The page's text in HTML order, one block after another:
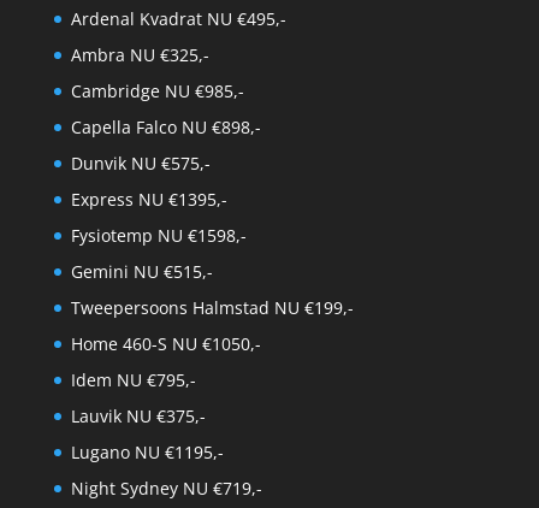
Ardenal Kvadrat NU €495,-
Ambra NU €325,-
Cambridge NU €985,-
Capella Falco NU €898,-
Dunvik NU €575,-
Express NU €1395,-
Fysiotemp NU €1598,-
Gemini NU €515,-
Tweepersoons Halmstad NU €199,-
Home 460-S NU €1050,-
Idem NU €795,-
Lauvik NU €375,-
Lugano NU €1195,-
Night Sydney NU €719,-